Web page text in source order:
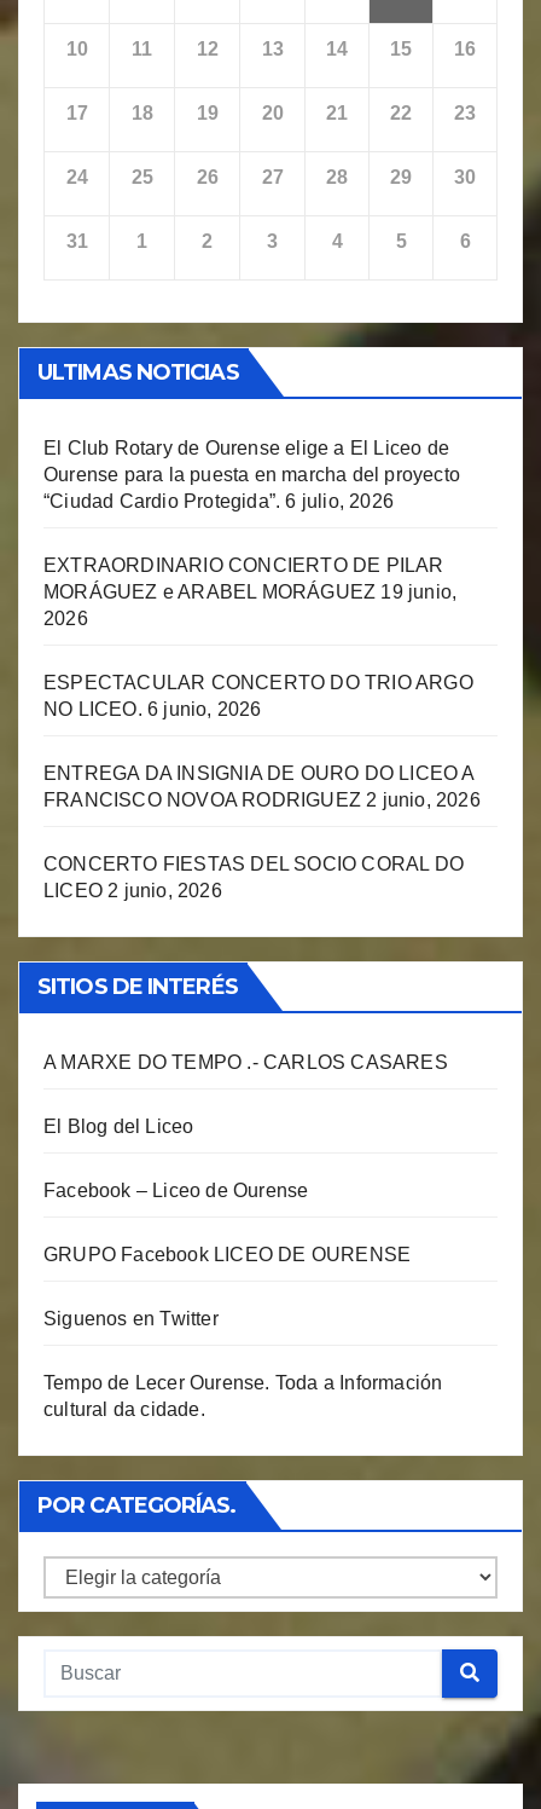
10 11 12 13 14 15 16
17 18 19 20 21 22 23
24 25 26 27 28 29 30
31 1 2 3 4 5 6
ULTIMAS NOTICIAS
El Club Rotary de Ourense elige a El Liceo de
Ourense para la puesta en marcha del proyecto
“Ciudad Cardio Protegida”. 6 julio, 2026
EXTRAORDINARIO CONCIERTO DE PILAR
MORÁGUEZ e ARABEL MORÁGUEZ 19 junio,
2026
ESPECTACULAR CONCERTO DO TRIO ARGO
NO LICEO. 6 junio, 2026
ENTREGA DA INSIGNIA DE OURO DO LICEO A
FRANCISCO NOVOA RODRIGUEZ 2 junio, 2026
CONCERTO FIESTAS DEL SOCIO CORAL DO
LICEO 2 junio, 2026
SITIOS DE INTERÉS
A MARXE DO TEMPO .- CARLOS CASARES
El Blog del Liceo
Facebook – Liceo de Ourense
GRUPO Facebook LICEO DE OURENSE
Siguenos en Twitter
Tempo de Lecer Ourense. Toda a Información
cultural da cidade.
POR CATEGORÍAS.
Por
Categorías.